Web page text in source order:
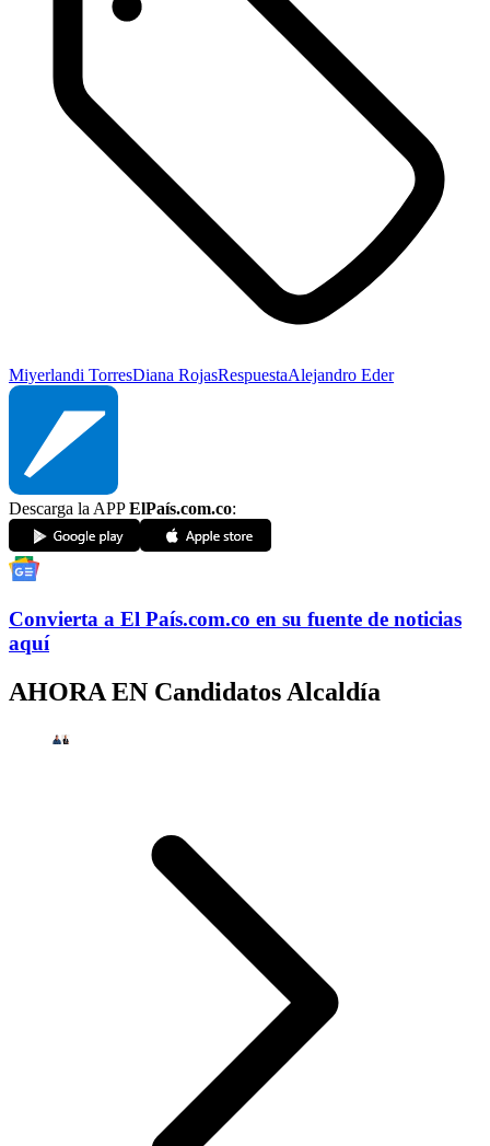
Miyerlandi TorresDiana RojasRespuestaAlejandro Eder
Descarga la APPElPaís.com.co:
Convierta a El País.com.co en su fuente de noticias
aquí
AHORA EN Candidatos Alcaldía